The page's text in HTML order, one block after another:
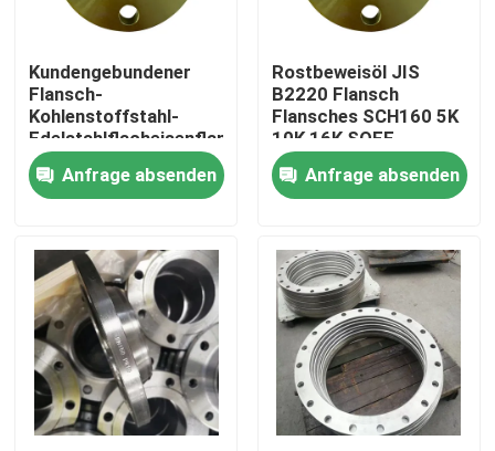
Produkte
Stahlrohr-Flansch
LÄRM Rohr-Flansch
GOST Standard-Flansche
Flansch BS 4504
Flansch en 1092
Kundengebundener
Flansch-
Kohlenstoffstahl-
Edelstahlflacheisenflansch
JIS B2220
Anfrage absenden
Rostbeweisöl JIS
B2220 Flansch
Flansches SCH160 5K
10K 16K SOFF
Anfrage absenden